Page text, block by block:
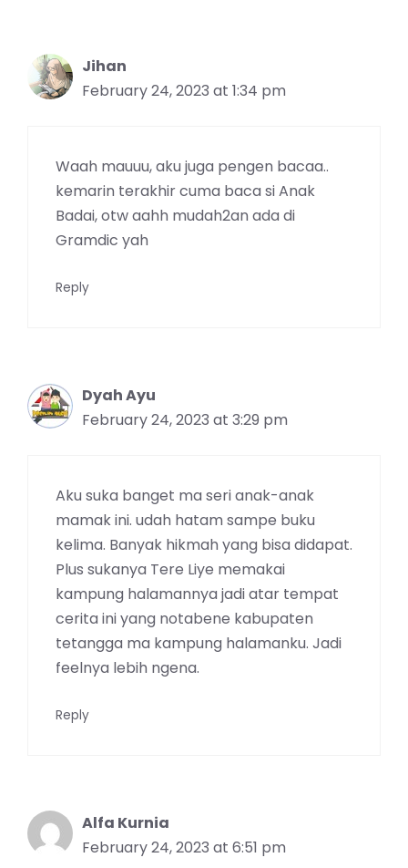
Jihan
February 24, 2023 at 1:34 pm
Waah mauuu, aku juga pengen bacaa..
kemarin terakhir cuma baca si Anak
Badai, otw aahh mudah2an ada di
Gramdic yah
Reply
Dyah Ayu
February 24, 2023 at 3:29 pm
Aku suka banget ma seri anak-anak
mamak ini. udah hatam sampe buku
kelima. Banyak hikmah yang bisa didapat.
Plus sukanya Tere Liye memakai
kampung halamannya jadi atar tempat
cerita ini yang notabene kabupaten
tetangga ma kampung halamanku. Jadi
feelnya lebih ngena.
Reply
Alfa Kurnia
February 24, 2023 at 6:51 pm